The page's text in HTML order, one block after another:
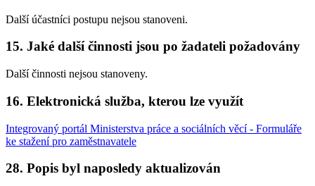
Další účastníci postupu nejsou stanoveni.
15. Jaké další činnosti jsou po žadateli požadovány
Další činnosti nejsou stanoveny.
16. Elektronická služba, kterou lze využít
Integrovaný portál Ministerstva práce a sociálních věcí - Formuláře
ke stažení pro zaměstnavatele
28. Popis byl naposledy aktualizován